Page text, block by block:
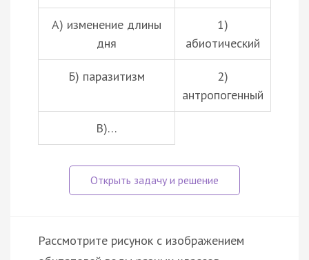
А) изменение длины
дня
1)
абиотический
Б) паразитизм
2)
антропогенный
В)…
Рассмотрите рисунок с изображением